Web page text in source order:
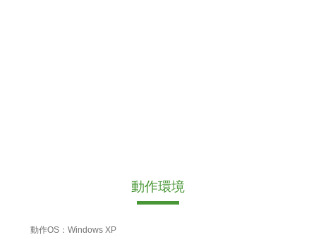
動作環境
動作OS：Windows XP